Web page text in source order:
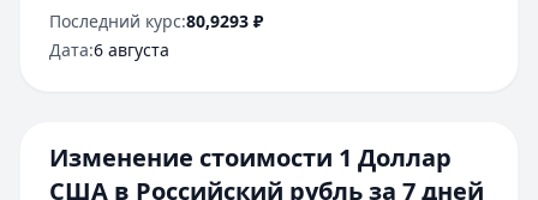
Последний курс:80,9293 ₽
Дата:6 августа
Изменение стоимости 1 Доллар
США в Российский рубльза 7 дней